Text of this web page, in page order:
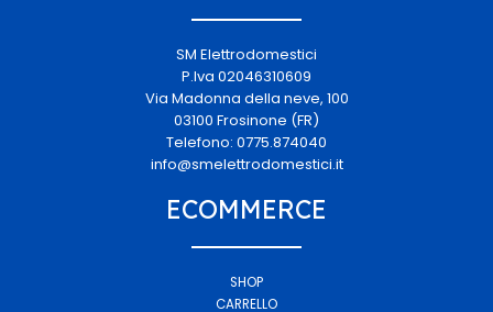
SM Elettrodomestici
P.Iva 02046310609
Via Madonna della neve, 100
03100 Frosinone (FR)
Telefono: 0775.874040
info@smelettrodomestici.it
ECOMMERCE
SHOP
CARRELLO